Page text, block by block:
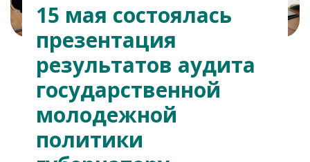
15 мая состоялась
презентация
результатов аудита
государственной
молодежной
политики